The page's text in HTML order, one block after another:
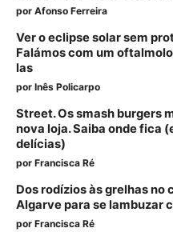
por Afonso Ferreira
Ver o eclipse solar sem
Falámos com um
las
por Inês Policarpo
Street. Os smash burgers
nova loja. Saiba onde fica
delícias)
por Francisca Ré
Dos rodízios às grelhas
Algarve para se lambuzar
por Francisca Ré